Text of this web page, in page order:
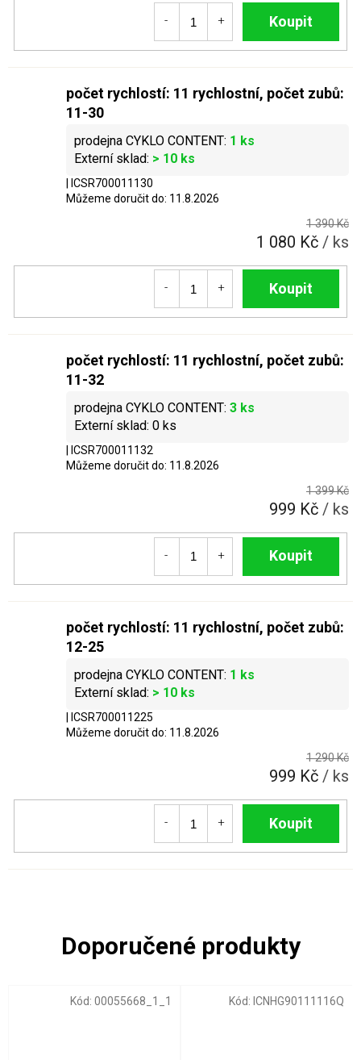
Kód: 00055668_1_1 Kód: ICNHG90111116Q
Do košíku
počet rychlostí: 11 rychlostní, počet zubů:
11-30
> 10 ks
1 ks
| ICSR700011130
Můžeme doručit do: 11.8.2026
1 390 Kč
1 080 Kč / ks
Do košíku
počet rychlostí: 11 rychlostní, počet zubů:
11-32
3 ks
0 ks
| ICSR700011132
Můžeme doručit do: 11.8.2026
1 399 Kč
999 Kč / ks
Do košíku
počet rychlostí: 11 rychlostní, počet zubů:
12-25
> 10 ks
1 ks
| ICSR700011225
Můžeme doručit do: 11.8.2026
1 290 Kč
999 Kč / ks
Do košíku